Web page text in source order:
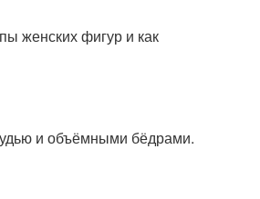
и объёмными бёдрами.